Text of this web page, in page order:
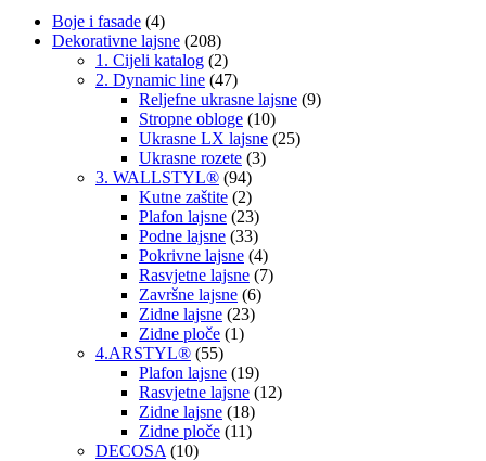
Boje i fasade (4)
Dekorativne lajsne (208)
1. Cijeli katalog (2)
2. Dynamic line (47)
Reljefne ukrasne lajsne (9)
Stropne obloge (10)
Ukrasne LX lajsne (25)
Ukrasne rozete (3)
3. WALLSTYL® (94)
Kutne zaštite (2)
Plafon lajsne (23)
Podne lajsne (33)
Pokrivne lajsne (4)
Rasvjetne lajsne (7)
Završne lajsne (6)
Zidne lajsne (23)
Zidne ploče (1)
4.ARSTYL® (55)
Plafon lajsne (19)
Rasvjetne lajsne (12)
Zidne lajsne (18)
Zidne ploče (11)
DECOSA (10)